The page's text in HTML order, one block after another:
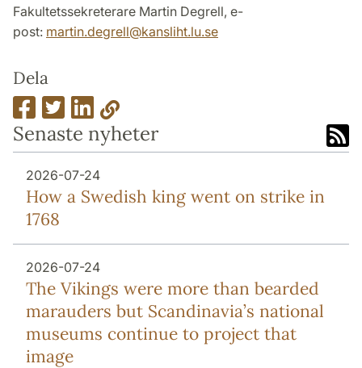
Fakultetssekreterare Martin Degrell, e-
post: martin.degrell@kansliht.lu.se
Dela
Senaste nyheter
2026-07-24
How a Swedish king went on strike in
1768
2026-07-24
The Vikings were more than bearded
marauders but Scandinavia’s national
museums continue to project that
image